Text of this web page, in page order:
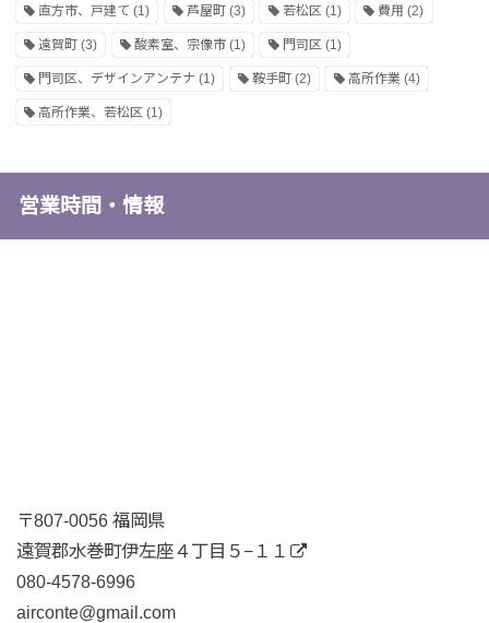
直方市、戸建て (1) 芦屋町(3) 若松区(1) 費用 (2)
遠賀町 (3) 酸素室、宗像市(1) 門司区(1)
門司区、デザインアンテナ (1) 鞍手町(2) 高所作業(4)
高所作業、若松区 (1)
営業時間・情報
〒807-0056 福岡県
遠賀郡水巻町伊左座４丁目５−１１
080-4578-6996
airconte@gmail.com